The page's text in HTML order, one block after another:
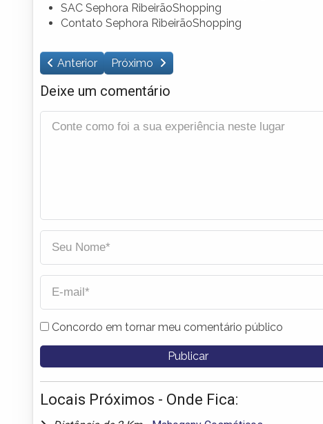
SAC Sephora RibeirãoShopping
Contato Sephora RibeirãoShopping
Anterior Próximo
Deixe um comentário
Concordo em tornar meu comentário público
Locais Próximos - Onde Fica: